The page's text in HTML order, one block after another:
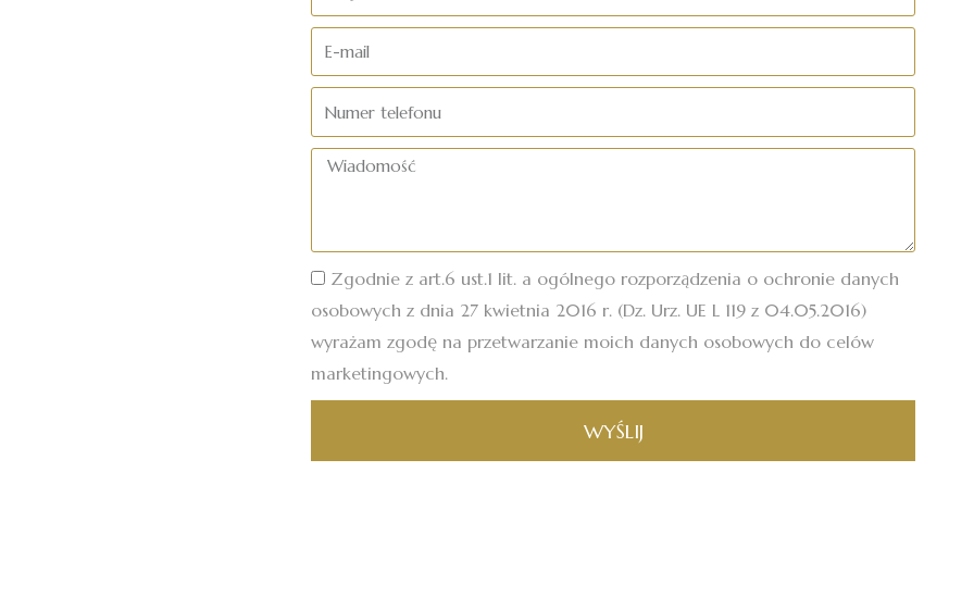
i
nazwisko
E-
mail
Numer
telefonu
Wiadomość
Zgodnie z art.6 ust.1 lit. a ogólnego rozporządzenia o ochronie danych
osobowych z dnia 27 kwietnia 2016 r. (Dz. Urz. UE L 119 z 04.05.2016)
wyrażam zgodę na przetwarzanie moich danych osobowych do celów
marketingowych.
WYŚLIJ